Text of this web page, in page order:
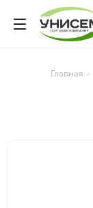
Главная -